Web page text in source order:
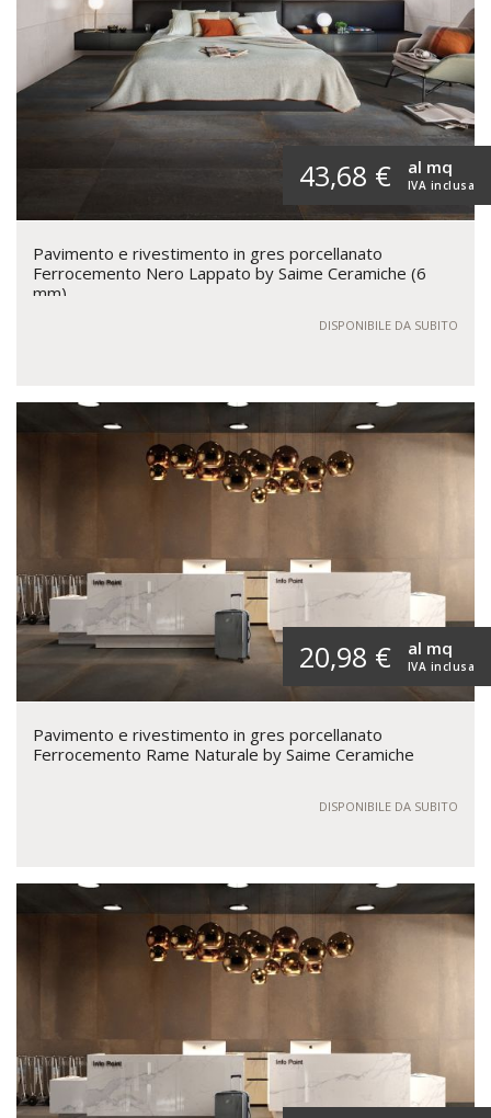
43,68 € IVA inclusa
al mq
Pavimento e rivestimento in gres porcellanato
Ferrocemento Nero Lappato by Saime Ceramiche (6
mm)
DISPONIBILE DA SUBITO
20,98 € IVA inclusa
al mq
Pavimento e rivestimento in gres porcellanato
Ferrocemento Rame Naturale by Saime Ceramiche
DISPONIBILE DA SUBITO